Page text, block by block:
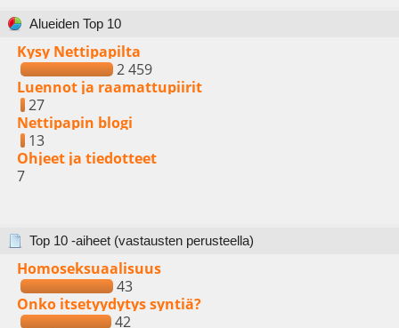
Alueiden Top 10
Kysy Nettipapilta
2 459
Luennot ja raamattupiirit
27
Nettipapin blogi
13
Ohjeet ja tiedotteet
7
Top 10 -aiheet (vastausten perusteella)
Homoseksuaalisuus
43
Onko itsetyydytys syntiä?
42